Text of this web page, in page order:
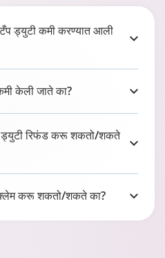
ड्युटी कमी करण्यात आली
केली जाते का?
ड्युटी रिफंड करू शकतो/शकते
करू शकतो/शकते का?